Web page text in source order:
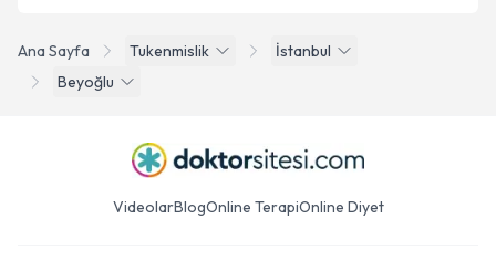
Ana Sayfa Tukenmislik
İstanbul
Beyoğlu
VideolarBlogOnline TerapiOnline Diyet